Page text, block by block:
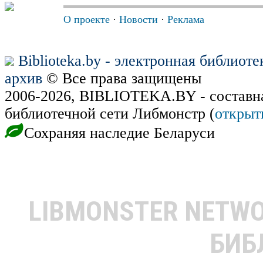
О проекте · Новости · Реклама
Biblioteka.by - электронная
архив © Все права защищены
2006-2026, BIBLIOTEKA.BY -
библиотечной сети Либмонстр (
Сохраняя наследие Беларуси
LIBMONSTER